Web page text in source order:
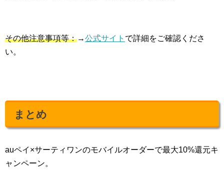
その他注意事項等：→公式サイト で詳細をご確認くださ
い。
まとめ
auペイ×サーティワンのモバイルオーダーで最大10%還元キ
ャンペーン。